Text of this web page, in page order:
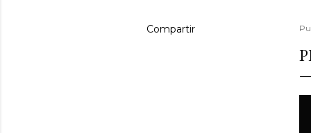
Compartir